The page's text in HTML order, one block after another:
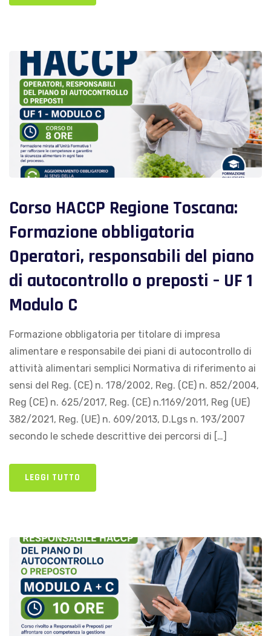
Corso HACCP Regione Toscana:
Formazione obbligatoria
Operatori, responsabili del piano
di autocontrollo o preposti – UF 1
Modulo C
Formazione obbligatoria per titolare di impresa
alimentare e responsabile dei piani di autocontrollo di
attività alimentari semplici Normativa di riferimento ai
sensi del Reg. (CE) n. 178/2002, Reg. (CE) n. 852/2004,
Reg (CE) n. 625/2017, Reg. (CE) n.1169/2011, Reg (UE)
382/2021, Reg. (UE) n. 609/2013, D.Lgs n. 193/2007
secondo le schede descrittive dei percorsi di […]
LEGGI TUTTO